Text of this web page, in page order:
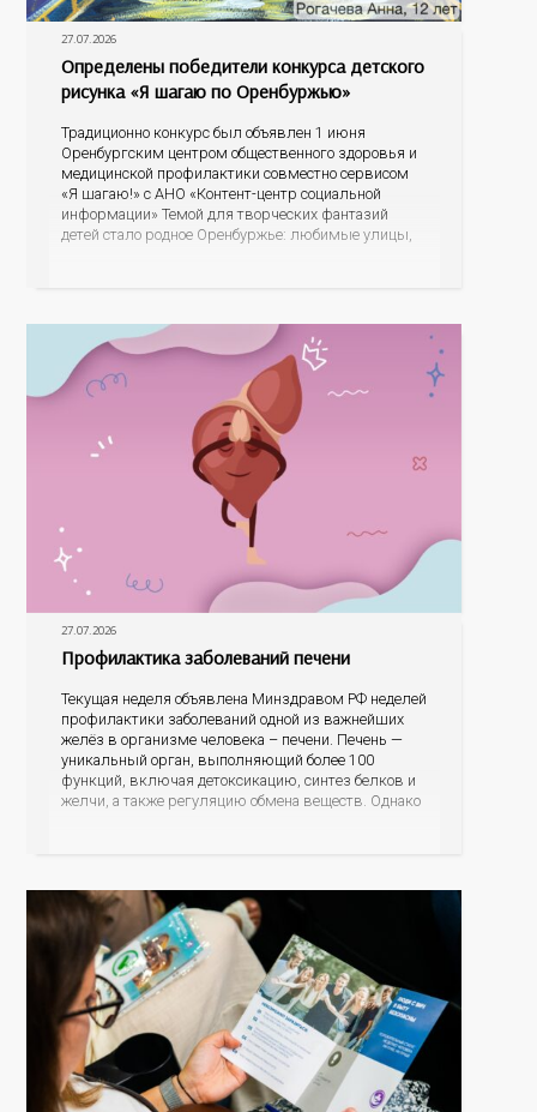
27.07.2026
Определены победители конкурса детского
рисунка «Я шагаю по Оренбуржью»
Традиционно конкурс был объявлен 1 июня
Оренбургским центром общественного здоровья и
медицинской профилактики совместно сервисом
«Я шагаю!» с АНО «Контент-центр социальной
информации» Темой для творческих фантазий
детей стало родное Оренбуржье: любимые улицы,
27.07.2026
Профилактика заболеваний печени
Текущая неделя объявлена Минздравом РФ неделей
профилактики заболеваний одной из важнейших
желёз в организме человека – печени. Печень —
уникальный орган, выполняющий более 100
функций, включая детоксикацию, синтез белков и
желчи, а также регуляцию обмена веществ. Однако